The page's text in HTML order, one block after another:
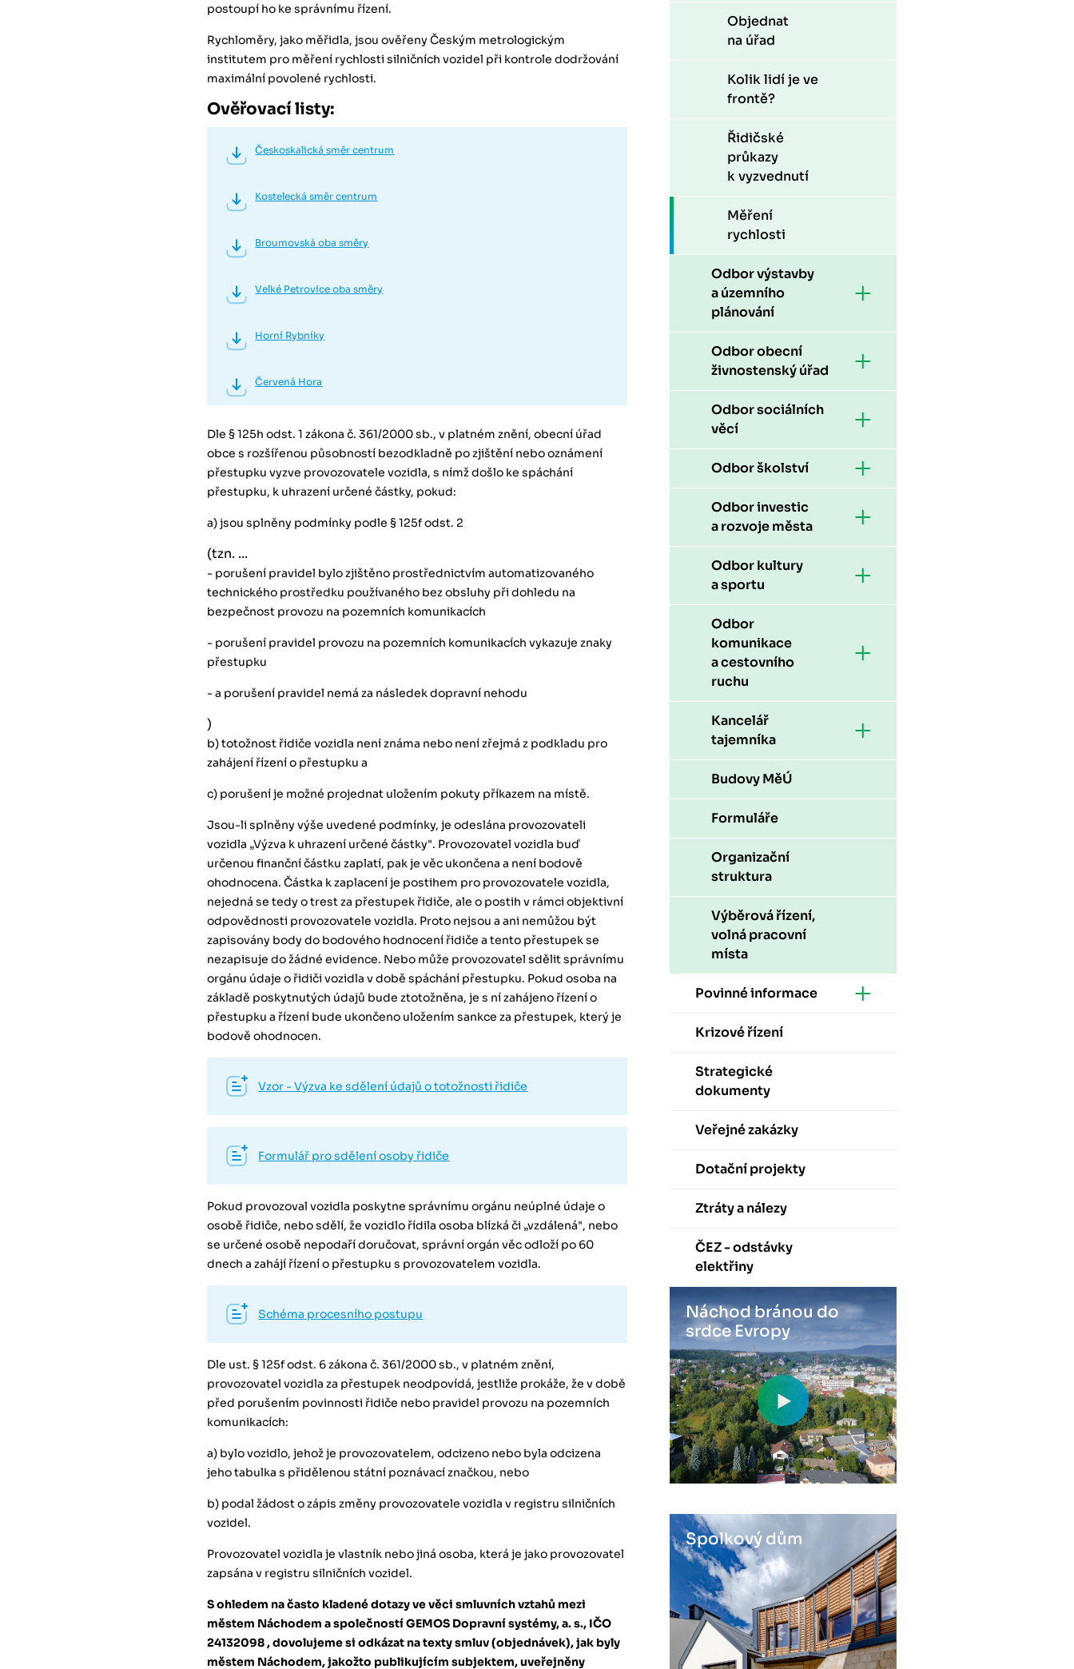
postoupí ho ke správnímu řízení.
Rychloměry, jako měřidla, jsou ověřeny Českým metrologickým
institutem pro měření rychlosti silničních vozidel při kontrole dodržování
maximální povolené rychlosti.
Ověřovací listy:
Českoskalická směr centrum
Kostelecká směr centrum
Broumovská oba směry
Velké Petrovice oba směry
Horní Rybníky
Červená Hora
Dle § 125h odst. 1 zákona č. 361/2000 sb., v platném znění, obecní úřad
obce s rozšířenou působností bezodkladně po zjištění nebo oznámení
přestupku vyzve provozovatele vozidla, s nímž došlo ke spáchání
přestupku, k uhrazení určené částky, pokud:
a) jsou splněny podmínky podle § 125f odst. 2
(tzn. ...
- porušení pravidel bylo zjištěno prostřednictvím automatizovaného
technického prostředku používaného bez obsluhy při dohledu na
bezpečnost provozu na pozemních komunikacích
- porušení pravidel provozu na pozemních komunikacích vykazuje znaky
přestupku
- a porušení pravidel nemá za následek dopravní nehodu
)
b) totožnost řidiče vozidla není známa nebo není zřejmá z podkladu pro
zahájení řízení o přestupku a
c) porušení je možné projednat uložením pokuty příkazem na místě.
Jsou-li splněny výše uvedené podmínky, je odeslána provozovateli
vozidla „Výzva k uhrazení určené částky". Provozovatel vozidla buď
určenou finanční částku zaplatí, pak je věc ukončena a není bodově
ohodnocena. Částka k zaplacení je postihem pro provozovatele vozidla,
nejedná se tedy o trest za přestupek řidiče, ale o postih v rámci objektivní
odpovědnosti provozovatele vozidla. Proto nejsou a ani nemůžou být
zapisovány body do bodového hodnocení řidiče a tento přestupek se
nezapisuje do žádné evidence. Nebo může provozovatel sdělit správnímu
orgánu údaje o řidiči vozidla v době spáchání přestupku. Pokud osoba na
základě poskytnutých údajů bude ztotožněna, je s ní zahájeno řízení o
přestupku a řízení bude ukončeno uložením sankce za přestupek, který je
bodově ohodnocen.
Vzor - Výzva ke sdělení údajů o totožnosti řidiče
Formulář pro sdělení osoby řidiče
Pokud provozoval vozidla poskytne správnímu orgánu neúplné údaje o
osobě řidiče, nebo sdělí, že vozidlo řídila osoba blízká či „vzdálená", nebo
se určené osobě nepodaří doručovat, správní orgán věc odloží po 60
dnech a zahájí řízení o přestupku s provozovatelem vozidla.
Schéma procesního postupu
Dle ust. § 125f odst. 6 zákona č. 361/2000 sb., v platném znění,
provozovatel vozidla za přestupek neodpovídá, jestliže prokáže, že v době
před porušením povinnosti řidiče nebo pravidel provozu na pozemních
komunikacích:
a) bylo vozidlo, jehož je provozovatelem, odcizeno nebo byla odcizena
jeho tabulka s přidělenou státní poznávací značkou, nebo
b) podal žádost o zápis změny provozovatele vozidla v registru silničních
vozidel.
Provozovatel vozidla je vlastník nebo jiná osoba, která je jako provozovatel
zapsána v registru silničních vozidel.
S ohledem na často kladené dotazy ve věci smluvních vztahů mezi
městem Náchodem a společností GEMOS Dopravní systémy, a. s., IČO
24132098 , dovolujeme si odkázat na texty smluv (objednávek), jak byly
městem Náchodem, jakožto publikujícím subjektem, uveřejněny
Objednat
na úřad
Kolik lidí je ve
frontě?
Řidičské
průkazy
k vyzvednutí
Měření
rychlosti
Odbor výstavby
a územního
plánování
Odbor obecní
živnostenský úřad
Odbor sociálních
věcí
Odbor školství
Odbor investic
a rozvoje města
Odbor kultury
a sportu
Odbor
komunikace
a cestovního
ruchu
Kancelář
tajemníka
Budovy MěÚ
Formuláře
Organizační
struktura
Výběrová řízení,
volná pracovní
místa
Povinné informace
Krizové řízení
Strategické
dokumenty
Veřejné zakázky
Dotační projekty
Ztráty a nálezy
ČEZ - odstávky
elektřiny
Náchod bránou do
srdce Evropy
Spolkový dům